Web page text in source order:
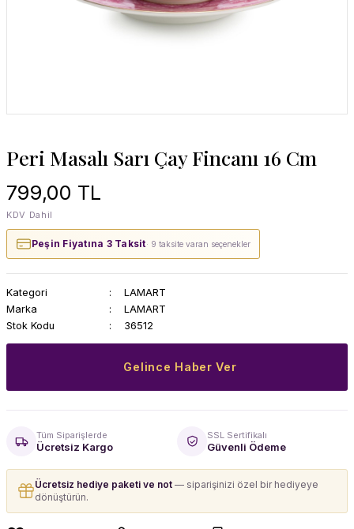
Peri Masalı Sarı Çay Fincanı 16 Cm
799,00 TL
KDV Dahil
Peşin Fiyatına 3 Taksit· 9 taksite varan seçenekler
Kategori
LAMART
Marka
LAMART
Stok Kodu
36512
Gelince Haber Ver
Tüm Siparişlerde
Ücretsiz Kargo
SSL Sertifikalı
Güvenli Ödeme
Ücretsiz hediye paketi ve not — siparişinizi özel bir hediyeye
dönüştürün.